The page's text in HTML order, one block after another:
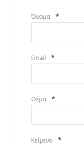
Όνομα *
Email *
Θέμα *
Κείμενο *